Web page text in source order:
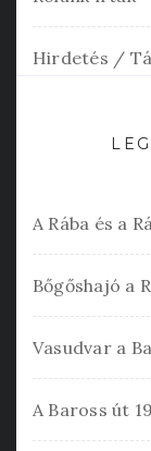
Hirdetés /
A Rába és a
Bőgőshajó a
Vasudvar a
A Baross út